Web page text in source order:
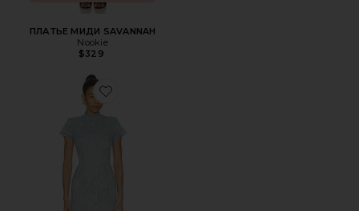
ПЛАТЬЕ МИДИ SAVANNAH
Nookie
$329
Favorite ПЛАТЬЕ ALESSIA